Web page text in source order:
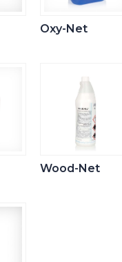
Oxy-Net
Wood-Net